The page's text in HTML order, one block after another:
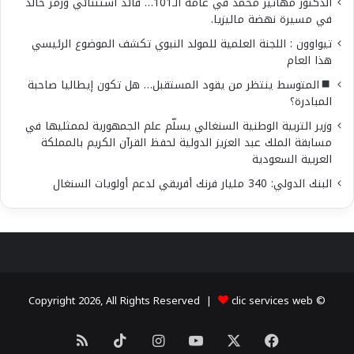
في مسيرة نهضة ماليزيا.
تيواوون : اللجنة العلمية للمولد النبوي تكشف الموضوع الرئيسي
هذا العام
المتوسط ينتظر من يقود المستقبل… هل تكون إيطاليا صاحبة
المبادرة؟
وزير التربية الوطنية السنغالي يسلّم علم الجمهورية لممثليها في
مسابقة الملك عبد العزيز الدولية لحفظ القرآن الكريم بالمملكة
العربية السعودية
البنك الدولي: 340 مليار فرنك أفريقي لدعم أولويات السنغال
© Copyright 2026, All Rights Reserved |
clic services web
فيسبوك يوتيوبانستقرام ‫TikTokملخص